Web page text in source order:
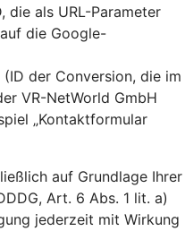
die als URL-Parameter
die Google-
der Conversion, die im
VR-NetWorld GmbH
„Kontaktformular
auf Grundlage Ihrer
Art. 6 Abs. 1 lit. a)
jederzeit mit Wirkung